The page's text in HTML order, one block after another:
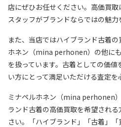
店にぜひお任せください。高価買
スタッフがブランドならではの魅力
また、当店ではハイブランド古着
ホネン（mina perhonen）の他に
を扱っています。古着としての価
い方にとって満足いただける査定を
ミナペルホネン（mina perhonen
ランド古着の高価買取を希望され
さい。「ハイブランド」「古着」